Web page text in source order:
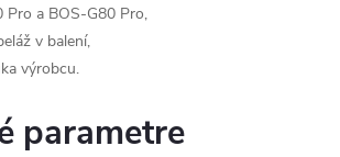
Pro a BOS-G80 Pro,
v balení,
výrobcu.
parametre